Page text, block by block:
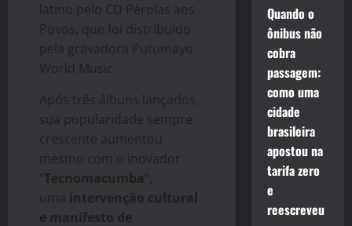
latino pelo CD Pérolas aos
Povos, que foi distribuído
pela gravadora Putumayo
World Music.
Após três álbuns lançados,
sua popularidade sempre
crescente aumentou
mesmo com o inovador
“Tecnomacumba“,
uma intervenção cultural
e manifesto de
Quando o
ônibus não
cobra
passagem:
como uma
cidade
brasileira
apostou na
tarifa zero
e
reescreveu